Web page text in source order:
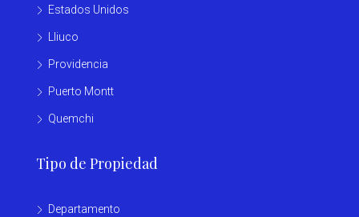
Estados Unidos
Lliuco
Providencia
Puerto Montt
Quemchi
Tipo de Propiedad
Departamento